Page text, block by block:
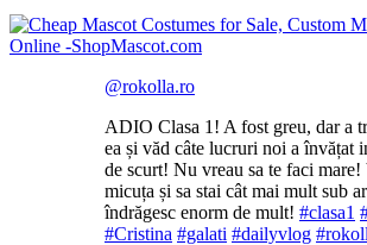
@rokolla.ro
ADIO Clasa 1! A fost greu, dar a
ea și văd câte lucruri noi a învățat
de scurt! Nu vreau sa te faci mare!
micuța și sa stai cât mai mult sub
îndrăgesc enorm de mult! #clasa1
#Cristina #galati #dailyvlog